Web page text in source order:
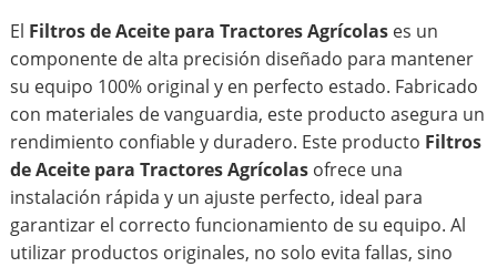
El Filtros de Aceite para Tractores Agrícolases un
componente de alta precisión diseñado para mantener
su equipo 100% original y en perfecto estado. Fabricado
con materiales de vanguardia, este producto asegura un
rendimiento confiable y duradero. Este producto Filtros
de Aceite para Tractores Agrícolasofrece una
instalación rápida y un ajuste perfecto, ideal para
garantizar el correcto funcionamiento de su equipo. Al
utilizar productos originales, no solo evita fallas, sino